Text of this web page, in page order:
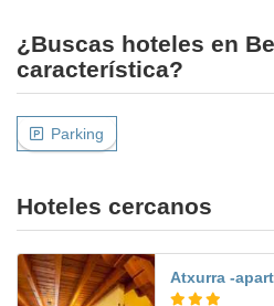
¿Buscas hoteles en
característica?
Parking
Hoteles cercanos
Atxurra -